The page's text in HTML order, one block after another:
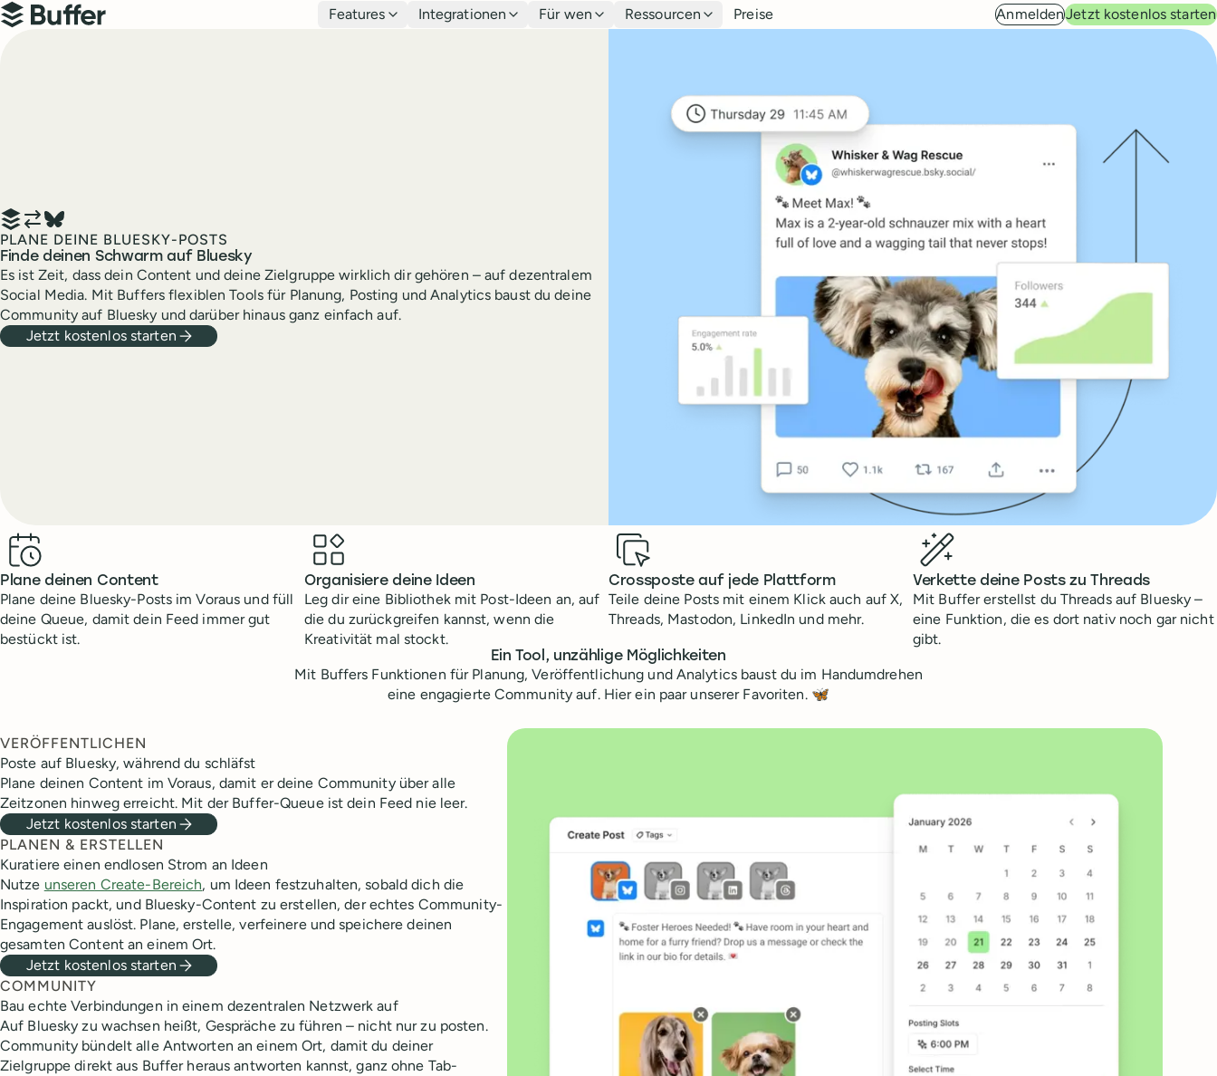
Hauptnavigation
Buffer
Features Integrationen Für wen Ressourcen Preise AnmeldenJetzt kostenlos starten
PLANE DEINE BLUESKY-POSTS
Finde deinen Schwarm auf Bluesky
Es ist Zeit, dass dein Content und deine Zielgruppe wirklich dir gehören – auf dezentralem
Social Media. Mit Buffers flexiblen Tools für Planung, Posting und Analytics baust du deine
Community auf Bluesky und darüber hinaus ganz einfach auf.
Jetzt kostenlos starten
Benefits
Plane deinen Content
Plane deine Bluesky-Posts im Voraus und füll
deine Queue, damit dein Feed immer gut
bestückt ist.
Organisiere deine Ideen
Leg dir eine Bibliothek mit Post-Ideen an, auf
die du zurückgreifen kannst, wenn die
Kreativität mal stockt.
Crossposte auf jede Plattform
Teile deine Posts mit einem Klick auch auf X,
Threads, Mastodon, LinkedIn und mehr.
Verkette deine Posts zu Threads
Mit Buffer erstellst du Threads auf Bluesky –
eine Funktion, die es dort nativ noch gar nicht
gibt.
Ein Tool, unzählige Möglichkeiten
Mit Buffers Funktionen für Planung, Veröffentlichung und Analytics baust du im Handumdrehen
eine engagierte Community auf. Hier ein paar unserer Favoriten. 🦋
VERÖFFENTLICHEN
Poste auf Bluesky, während du schläfst
Plane deinen Content im Voraus, damit er deine Community über alle
Zeitzonen hinweg erreicht. Mit der Buffer-Queue ist dein Feed nie leer.
Jetzt kostenlos starten
PLANEN & ERSTELLEN
Kuratiere einen endlosen Strom an Ideen
Nutze unseren Create-Bereich, um Ideen festzuhalten, sobald dich die
Inspiration packt, und Bluesky-Content zu erstellen, der echtes Community-
Engagement auslöst. Plane, erstelle, verfeinere und speichere deinen
gesamten Content an einem Ort.
Jetzt kostenlos starten
COMMUNITY
Bau echte Verbindungen in einem dezentralen Netzwerk auf
Auf Bluesky zu wachsen heißt, Gespräche zu führen – nicht nur zu posten.
Community bündelt alle Antworten an einem Ort, damit du deiner
Zielgruppe direkt aus Buffer heraus antworten kannst, ganz ohne Tab-